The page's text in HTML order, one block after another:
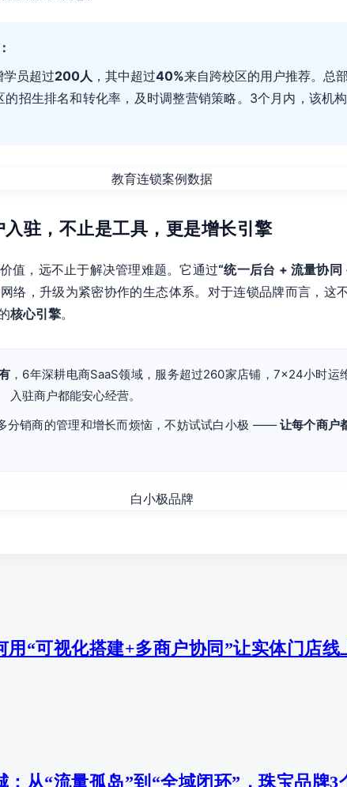
员超过200人 ，其中超过40%来自跨校区的用户推荐。总
的招生排名和转化率，及时调整营销策略。3个月内，该机
驻，不止是工具，更是增长引擎
值，远不止于解决管理难题。它通过“统一后台 + 流量协同
络，升级为紧密协作的生态体系。对于连锁品牌而言，这
核心引擎。
，6年深耕电商SaaS领域，服务超过260家店铺，7×24小时运
入驻商户都能安心经营。
分销商的管理和增长而烦恼，不妨试试白小极 —— 让每个商户
用“可视化搭建+多商户协同”让实体门店线
：从“流量孤岛”到“全域闭环”，珠宝品牌3